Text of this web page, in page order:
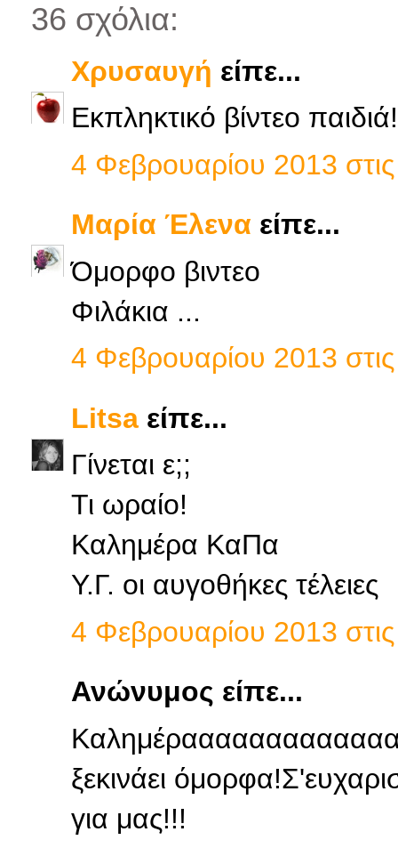
36 σχόλια:
Χρυσαυγή είπε...
Εκπληκτικό βίντεο
4 Φεβρουαρίου 2013
Μαρία Έλενα είπε...
Όμορφο βιντεο
Φιλάκια ...
4 Φεβρουαρίου 2013
Litsa είπε...
Γίνεται ε;;
Τι ωραίο!
Καλημέρα ΚαΠα
Υ.Γ. οι αυγοθήκες τέλειες
4 Φεβρουαρίου 2013
Ανώνυμος είπε...
ξεκινάει
για μας!!!